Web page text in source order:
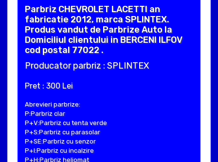
Parbriz CHEVROLET LACETTI an
fabricatie 2012, marca SPLINTEX.
Produs vandut de Parbrize Auto la
Domiciliul clientului in BERCENI ILFOV
cod postal 77022 .
Producator parbriz : SPLINTEX
Pret : 300 Lei
Abrevieri parbrize:
P:Parbriz clar
P+V:Parbriz cu tenta verde
P+S:Parbriz cu parasolar
P+SE:Parbriz cu senzor
P+I:Parbriz cu incalzire
P+H:Parbriz heliomat